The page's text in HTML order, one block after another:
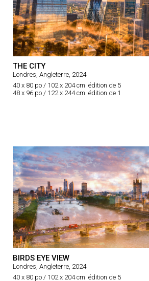
THE CITY
Londres, Angleterre, 2024
40 x 80 po / 102 x 204 cm édition de 5
48 x 96 po / 122 x 244 cm édition de 1
BIRDS EYE VIEW
Londres, Angleterre, 2024
40 x 80 po / 102 x 204 cm édition de 5